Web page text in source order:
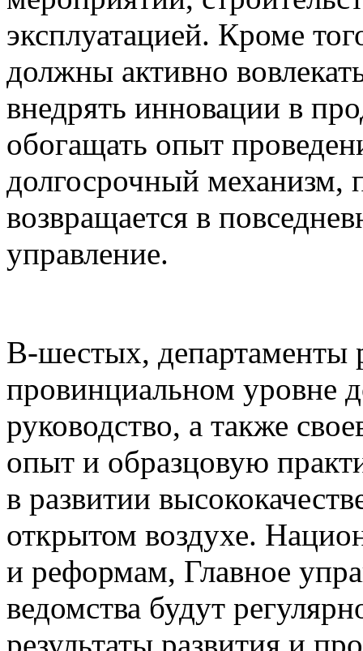
эксплуатацией. Кроме
должны активно
внедрять инновации в
обогащать опыт
долгосрочный механизм,
возвращается в
управление.
В-шестых, департаменты
провинциальном уровне
руководство, а также
опыт и образцовую
в развитии
открытом воздухе.
и реформам, Главное
ведомства будут
результаты развития и